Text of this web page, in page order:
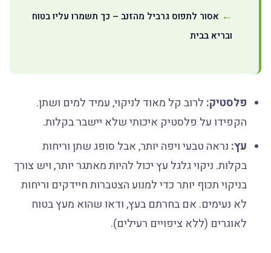
אסור לתפוס גרביל מהזנב – כך תשמרו עליו בטוח
ובריא בבית
פלסטיק:לרוב קל מאוד לניקוי, עמיד למים ושתן.
הקפידו על פלסטיק איכותי שלא יישבר בקלות.
עץ:נראה טבעי ויפה יותר, אבל סופג שתן וריחות
בקלות. ניקוי גלגל עץ יכול להיות מאתגר יותר, ויש צורך
בניקוי תכוף יותר כדי למנוע הצטברות חיידקים וריחות
לא נעימים. אם בחרתם בעץ, ודאו שהוא מעץ בטוח
לאוגרים (ללא ציפויים רעילים).